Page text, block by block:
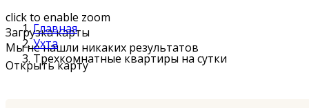
click to enable zoom
Загрузка карты
Мы не нашли никаких результатов
Открыть карту
Главная
Ухта
Трехкомнатные квартиры на сутки